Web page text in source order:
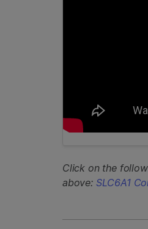
Click on the
above: SLC6A1